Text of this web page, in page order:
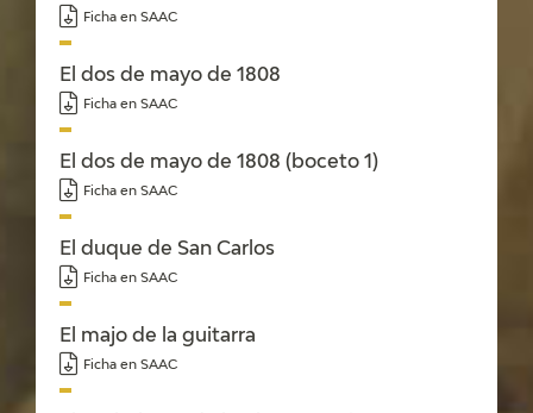
Ficha en SAAC
El dos de mayo de 1808
Ficha en SAAC
El dos de mayo de 1808 (boceto 1)
Ficha en SAAC
El duque de San Carlos
Ficha en SAAC
El majo de la guitarra
Ficha en SAAC